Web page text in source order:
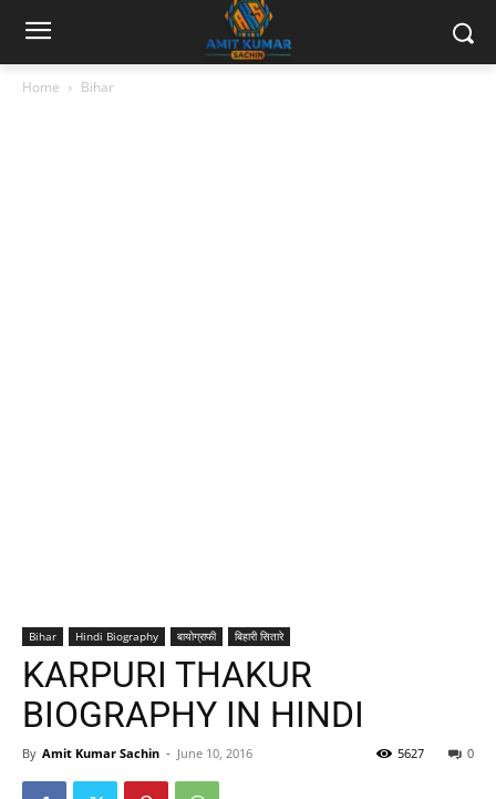
Home Bihar
Bihar Hindi Biography बायोग्राफी बिहारी सितारे
KARPURI THAKUR
BIOGRAPHY IN HINDI
By Amit Kumar Sachin - June 10, 2016 0
5627